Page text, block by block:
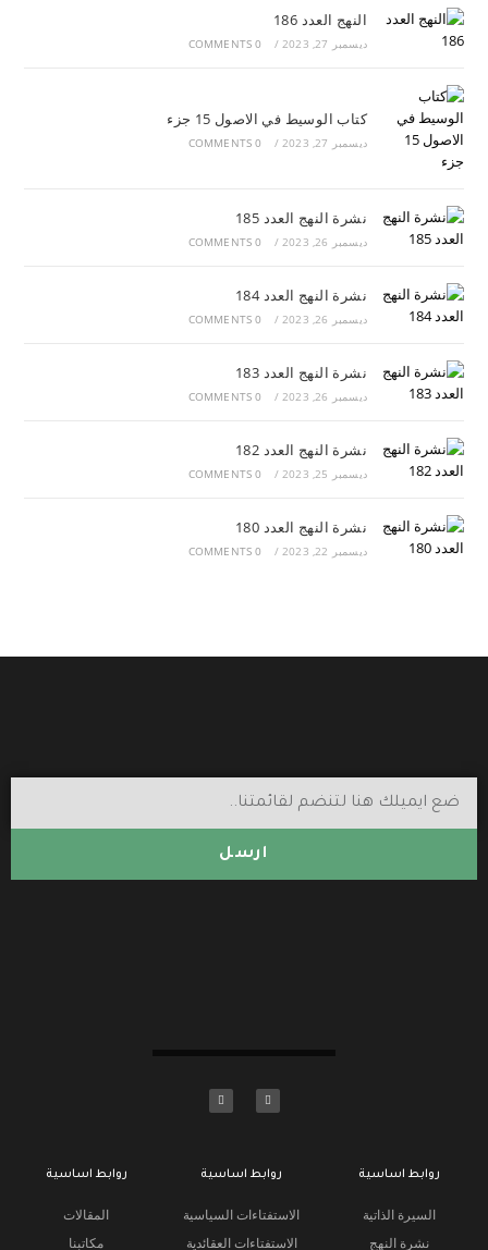
النهج العدد 186
ديسمبر 27, 2023 /
0 COMMENTS
كتاب الوسيط في الاصول 15 جزء
ديسمبر 27, 2023 /
0 COMMENTS
نشرة النهج العدد 185
ديسمبر 26, 2023 /
0 COMMENTS
نشرة النهج العدد 184
ديسمبر 26, 2023 /
0 COMMENTS
نشرة النهج العدد 183
ديسمبر 26, 2023 /
0 COMMENTS
نشرة النهج العدد 182
ديسمبر 25, 2023 /
0 COMMENTS
نشرة النهج العدد 180
ديسمبر 22, 2023 /
0 COMMENTS
ارسل
روابط اساسية
السيرة الذاتية
نشرة النهج
روابط اساسية
الاستفتاءات السياسية
الاستفتاءات العقائدية
روابط اساسية
المقالات
مكاتبنا